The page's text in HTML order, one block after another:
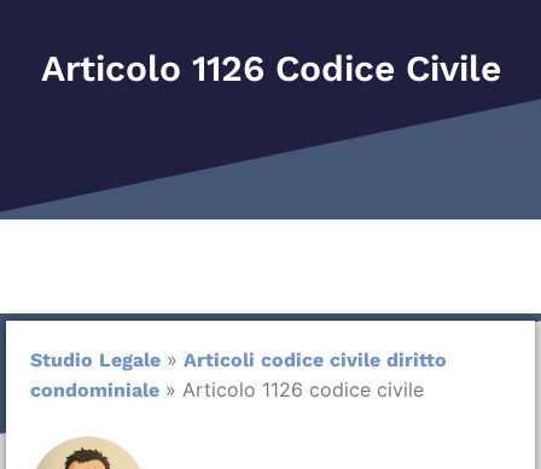
Articolo 1126 Codice Civile
Studio Legale » Articoli codice civile diritto
condominiale » Articolo 1126 codice civile